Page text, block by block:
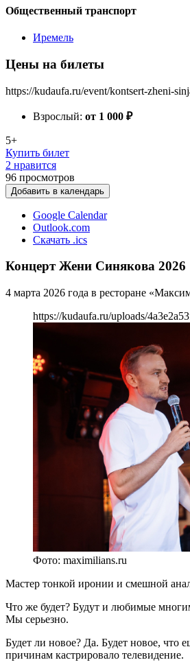
Общественный транспорт
Иремель
Цены на билеты
https://kudaufa.ru/event/kontsert-zheni-
Взрослый: от 1 000 ₽
5+
Купить билет
2 нравится
96 просмотров
Добавить в календарь
Google Calendar
Outlook.com
Скачать .ics
Концерт Жени Синякова 2026
4 марта 2026 года в ресторане
https://kudaufa.ru/uploads/
Фото: maximilians.ru
Мастер тонкой иронии и смешной
Что же будет? Будут и любимые
Мы серьезно.
Будет ли новое? Да. Будет новое, что
причинам кастрировало телевидение.